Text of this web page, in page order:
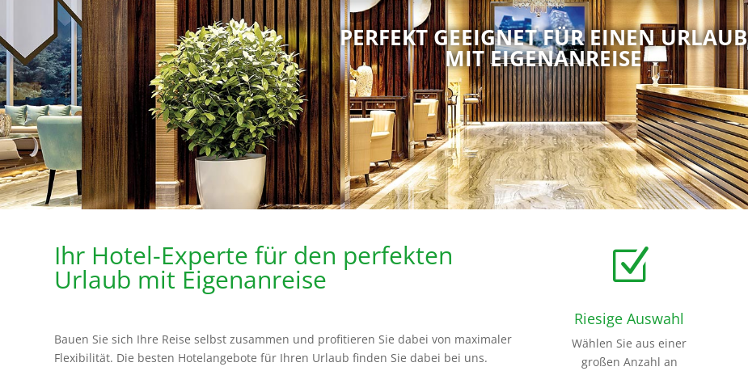
PERFEKT GEEIGNET FÜR EINEN URLAUB
MIT EIGENANREISE
Ihr Hotel-Experte für den perfekten
Urlaub mit Eigenanreise
Bauen Sie sich Ihre Reise selbst zusammen und profitieren Sie dabei von maximaler
Flexibilität. Die besten Hotelangebote für Ihren Urlaub finden Sie dabei bei uns.
Z
Riesige Auswahl
Wählen Sie aus einer
großen Anzahl an